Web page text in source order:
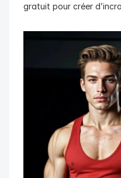
gratuit pour créer